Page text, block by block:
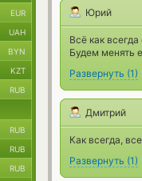
Юрий
Всё как
Будем менять
Развернуть (1)
Дмитрий
Как всегда,
Развернуть (1)
EUR
UAH
BYN
KZT
RUB
RUB
RUB
RUB